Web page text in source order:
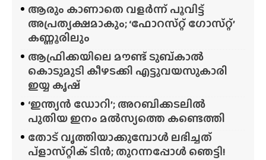
ആരും കാണാതെ വളർന്ന് പൂവിട്ട്
അപ്രത്യക്ഷമാകും; ‘ഫോറസ്‌റ്റ്‌ ഗോസ്‌റ്റ്’
കണ്ണൂരിലും
ആഫ്രിക്കയിലെ മൗണ്ട് ടുബ്‌കാൽ
കൊടുമുടി കീഴടക്കി എട്ടുവയസുകാരി
ഇയ്യ കൃഷ്
‘ഇന്ത്യൻ ഡോറി’; അറബിക്കടലിൽ
പുതിയ ഇനം മൽസ്യത്തെ കണ്ടെത്തി
തോട് വൃത്തിയാക്കുമ്പോൾ ലഭിച്ചത്
പ്‌ളാസ്‌റ്റിക് ടിൻ; തുറന്നപ്പോൾ ഞെട്ടി!